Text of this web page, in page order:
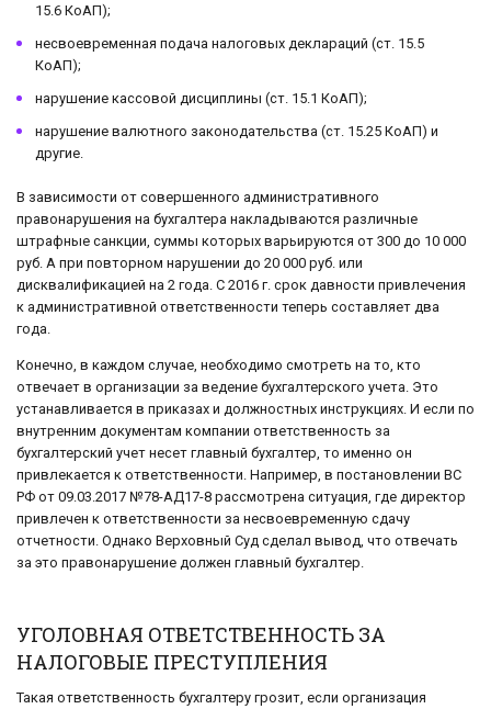
15.6 КоАП);
несвоевременная подача налоговых деклараций (ст. 15.5
КоАП);
нарушение кассовой дисциплины (ст. 15.1 КоАП);
нарушение валютного законодательства (ст. 15.25 КоАП) и
другие.
В зависимости от совершенного административного
правонарушения на бухгалтера накладываются различные
штрафные санкции, суммы которых варьируются от 300 до 10 000
руб. А при повторном нарушении до 20 000 руб. или
дисквалификацией на 2 года. С 2016 г. срок давности привлечения
к административной ответственности теперь составляет два
года.
Конечно, в каждом случае, необходимо смотреть на то, кто
отвечает в организации за ведение бухгалтерского учета. Это
устанавливается в приказах и должностных инструкциях. И если по
внутренним документам компании ответственность за
бухгалтерский учет несет главный бухгалтер, то именно он
привлекается к ответственности. Например, в постановлении ВС
РФ от 09.03.2017 №78-АД17-8 рассмотрена ситуация, где директор
привлечен к ответственности за несвоевременную сдачу
отчетности. Однако Верховный Суд сделал вывод, что отвечать
за это правонарушение должен главный бухгалтер.
УГОЛОВНАЯ ОТВЕТСТВЕННОСТЬ ЗА
НАЛОГОВЫЕ ПРЕСТУПЛЕНИЯ
Такая ответственность бухгалтеру грозит, если организация